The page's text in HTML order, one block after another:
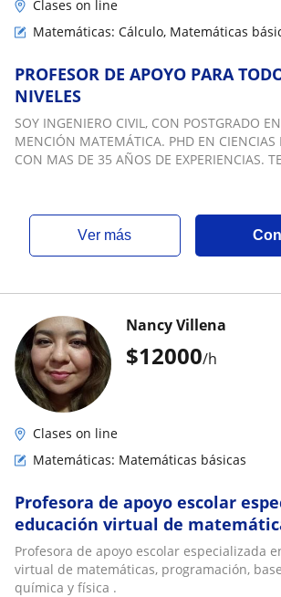
Clases on line
Matemáticas: Cálculo, Matemáticas
PROFESOR DE APOYO PARA
NIVELES
SOY INGENIERO CIVIL, CON POSTGRADO
MENCIÓN MATEMÁTICA. PHD EN CIENCIAS
CON MAS DE 35 AÑOS DE EXPERIENCIAS.
ver más
$12000/h
Nancy Villena
Clases on line
Matemáticas: Matemáticas básicas
Profesora de apoyo escolar
educación virtual de
programación, base de datos,
Profesora de apoyo escolar especializada
virtual de matemáticas, programación,
química y física .